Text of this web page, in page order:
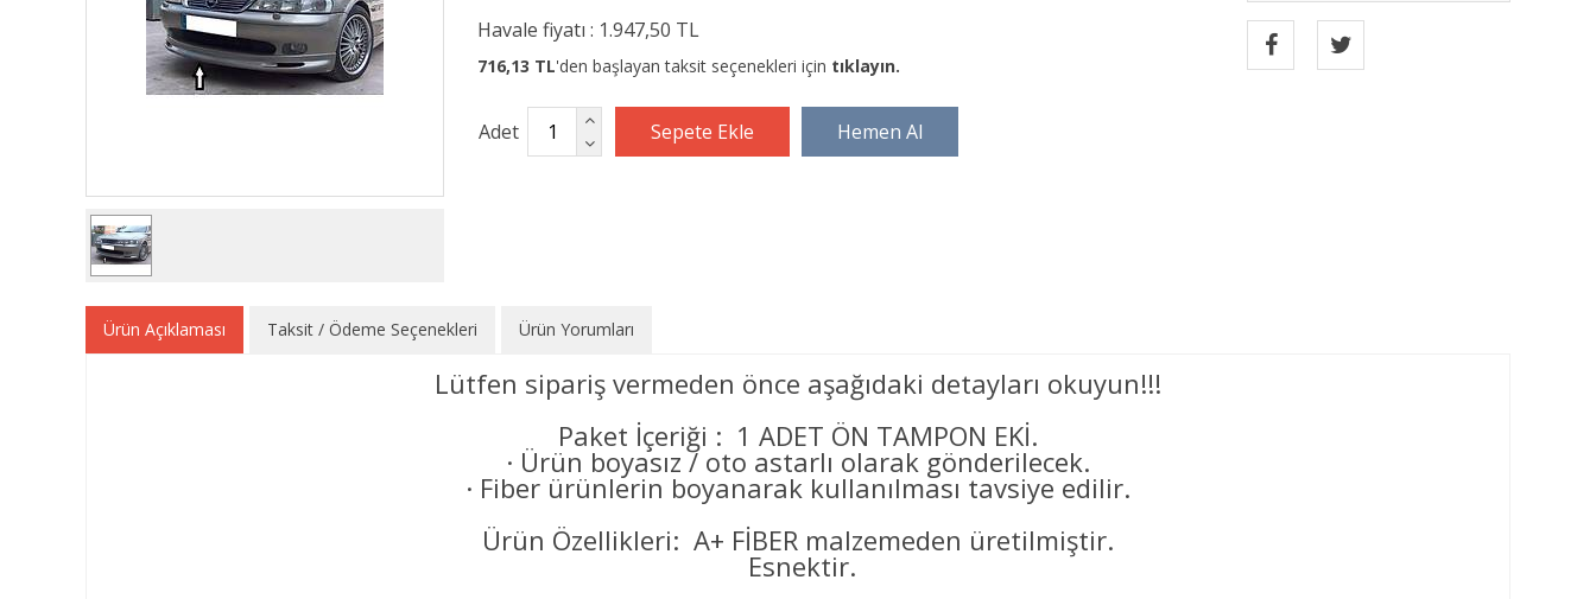
Havale fiyatı : 1.947,50 TL
716,13 TL'den başlayan taksit seçenekleri için tıklayın.
Adet
Ürün Açıklaması Taksit / Ödeme Seçenekleri Ürün Yorumları
Lütfen sipariş vermeden önce aşağıdaki detayları okuyun!!!
Paket İçeriği : 1 ADET ÖN TAMPON EKİ.
· Ürün boyasız / oto astarlı olarak gönderilecek.
· Fiber ürünlerin boyanarak kullanılması tavsiye edilir.
Ürün Özellikleri: A+ FİBER malzemeden üretilmiştir.
Esnektir.